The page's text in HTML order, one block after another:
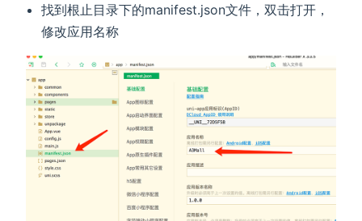
找到根止目录下的manifest.json文件，双击打开，
修改应用名称